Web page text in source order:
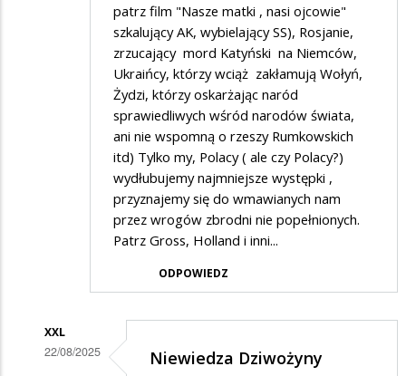
patrz film "Nasze matki , nasi ojcowie"
szkalujący AK, wybielający SS), Rosjanie,
zrzucający mord Katyński na Niemców,
Ukraińcy, którzy wciąż zakłamują Wołyń,
Żydzi, którzy oskarżając naród
sprawiedliwych wśród narodów świata,
ani nie wspomną o rzeszy Rumkowskich
itd) Tylko my, Polacy ( ale czy Polacy?)
wydłubujemy najmniejsze występki ,
przyznajemy się do wmawianych nam
przez wrogów zbrodni nie popełnionych.
Patrz Gross, Holland i inni...
ODPOWIEDZ
XXL
22/08/2025 Niewiedza Dziwożyny